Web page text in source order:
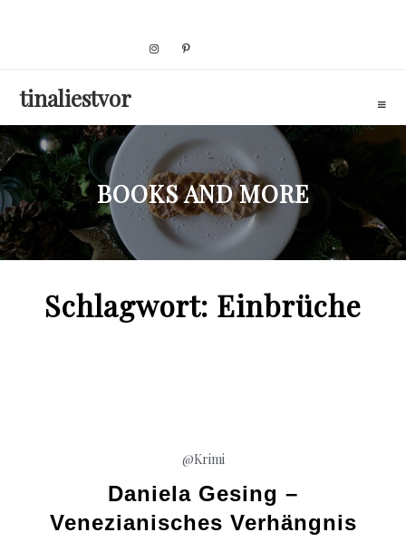
tinaliestvor
BOOKS AND MORE
Schlagwort: Einbrüche
@Krimi
Daniela Gesing –
Venezianisches Verhängnis